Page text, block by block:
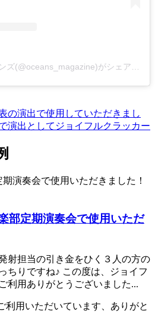
の演出で使用していただきまし
演出としてジョイフルクラッカー
部定期演奏会で使用いただ
射担当の引き金をひく３人の方の
ちりですね♪ この度は、ジョイフ
利用ありがとうございました...